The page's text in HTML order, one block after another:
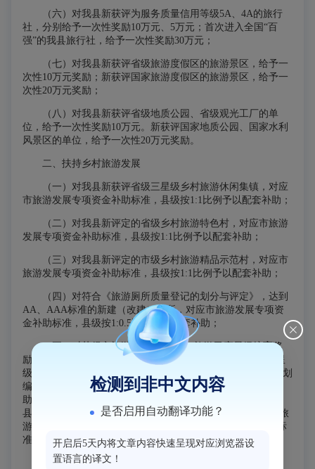
（六）对我县新获评为服务质量信用等级5A、4A的旅行
社，分别给予一次性奖励10万元、5万元；首次进入全国“百
强”的我县旅行社，给予一次性奖励30万元；
（七）对我县新获评省级旅游度假区的旅游景区，给予一
次性10万元奖励；新获评国家旅游度假区的旅游景区，给予一
次性20万元奖励；
（八）对我县新获评省级地质公园、省级观光工厂的单
位，给予一次性奖励10万元。新获评国家地质公园、国家水利
风景区的单位，给予一次性20万元奖励。
二、扶持乡村旅游发展
（一）对我县新获评省级三星级乡村旅游休闲集镇，对应
市旅游发展专项资金补助标准，县级按1:1比例予以配套补助；
（二）对我县新评定的省级乡村旅游特色村，对应市旅游
发展专项资金补助标准，县级按1:1比例予以配套补助；
（三）对我县新评定的市级乡村旅游精品示范村，对应市
旅游发展专项资金补助标准，县级按1:1比例予以配套补助；
（四）对符合《旅游厕所质量登记的划分与评定》，达到
AA、AAA标准的新建（改建）厕所，对应市旅游发展专项资
金补助标准，县级按1:0.5比例予以配套补助；
（五）对获得市旅游发展专项资金“旅游民宿星级培育奖
励”的，县级对应市级奖励标准按1:1比例予以配套奖励，同星
级奖励仅享受一次。对获得市旅游发展专项资金“旅游民宿规划
编制补助”的，县级对应市级补助标准按1:1比例予以配套补
助。对获得市旅游发展专项资金“旅游民宿市场开拓奖励”的，
县级对应市级补助标准按1:0.5比例予以配套补助。对获得市旅
游发展专项资金“民宿集聚发展补助”的，县级对应市级补助标
准按1:0.3比例予以配套补助。
三、扶持旅游宣传营销
检测到非中文内容
是否启用自动翻译功能？
开启后5天内将文章内容快速呈现对应浏览器设
置语言的译文！